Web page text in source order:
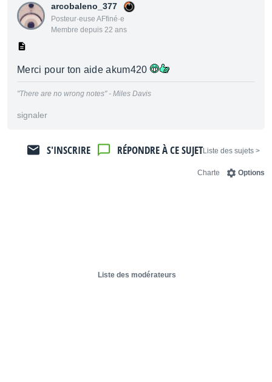
arcobaleno_377
Posteur·euse AFfiné·e
Membre depuis 22 ans
Merci pour ton aide akum420
"There are no wrong notes" - Miles Davis
signaler
< Liste des sujets
RÉPONDRE À CE SUJET
S'INSCRIRE
Options
Charte
Liste des modérateurs